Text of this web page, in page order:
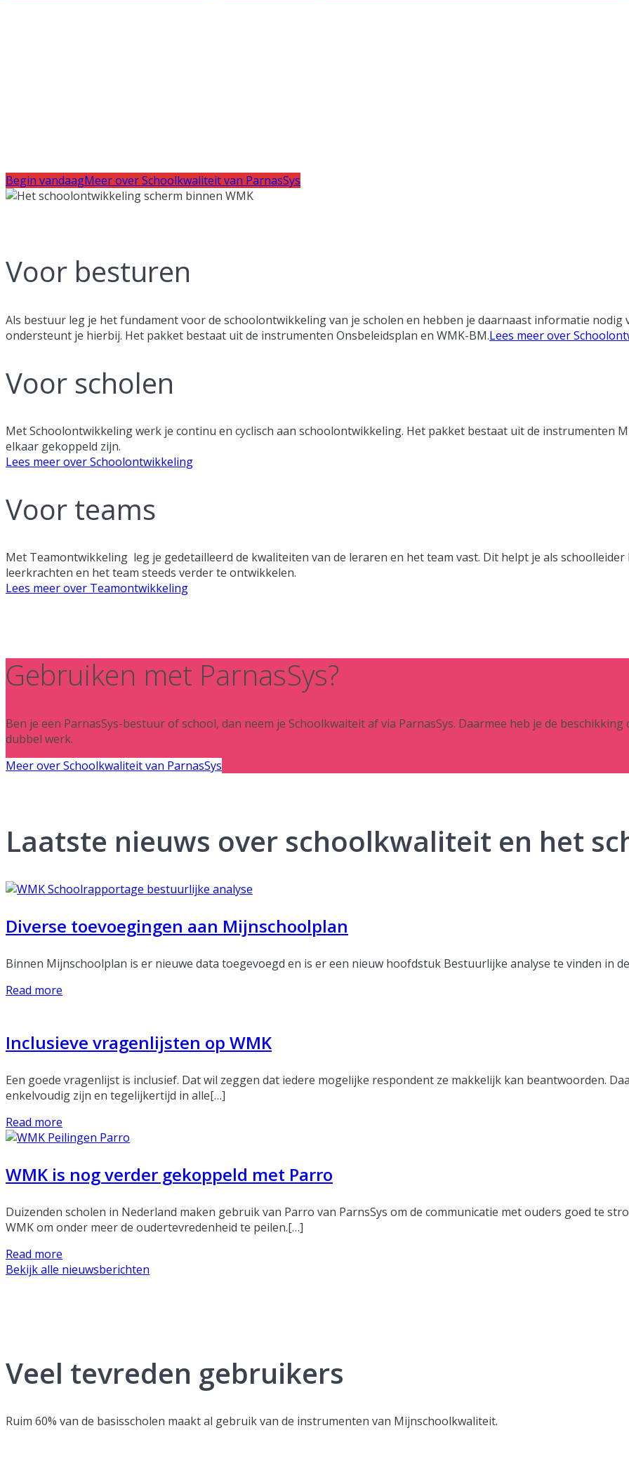
Begin vandaagMeer over Schoolkwaliteit van ParnasSys
Voor besturen
Als bestuur leg je het fundament voor de schoolontwikkeling van je scholen en hebben je daarnaast informatie nodig
ondersteunt je hierbij. Het pakket bestaat uit de instrumenten Onsbeleidsplan en WMK-BM.Lees meer over
Voor scholen
Met Schoolontwikkeling werk je continu en cyclisch aan schoolontwikkeling. Het pakket bestaat uit de instrumenten
elkaar gekoppeld zijn.
Lees meer over Schoolontwikkeling
Voor teams
Met Teamontwikkeling leg je gedetailleerd de kwaliteiten van de leraren en het team vast. Dit helpt je als
leerkrachten en het team steeds verder te ontwikkelen.
Lees meer over Teamontwikkeling
Gebruiken met ParnasSys?
Ben je een ParnasSys-bestuur of school, dan neem je Schoolkwaiteit af via ParnasSys. Daarmee heb je de beschikking
dubbel werk.
Meer over Schoolkwaliteit van ParnasSys
Laatste nieuws over schoolkwaliteit en het
Diverse toevoegingen aan Mijnschoolplan
Binnen Mijnschoolplan is er nieuwe data toegevoegd en is er een nieuw hoofdstuk Bestuurlijke analyse te vinden in
Read more
Inclusieve vragenlijsten op WMK
Een goede vragenlijst is inclusief. Dat wil zeggen dat iedere mogelijke respondent ze makkelijk kan beantwoorden.
enkelvoudig zijn en tegelijkertijd in alle[…]
Read more
WMK is nog verder gekoppeld met Parro
Duizenden scholen in Nederland maken gebruik van Parro van ParnsSys om de communicatie met ouders goed te
WMK om onder meer de oudertevredenheid te peilen.[…]
Read more
Bekijk alle nieuwsberichten
Veel tevreden gebruikers
Ruim 60% van de basisscholen maakt al gebruik van de instrumenten van Mijnschoolkwaliteit.